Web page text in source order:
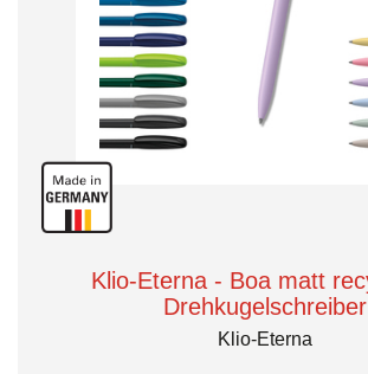
Klio-Eterna - Boa matt
Drehkugelschreiber
Klio-Eterna